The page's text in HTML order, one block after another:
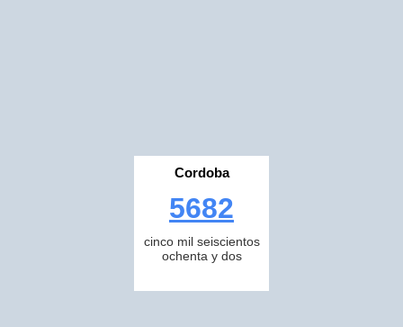
Cordoba
5682
cinco mil seiscientos
ochenta y dos